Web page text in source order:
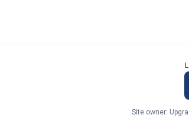
Site owner: